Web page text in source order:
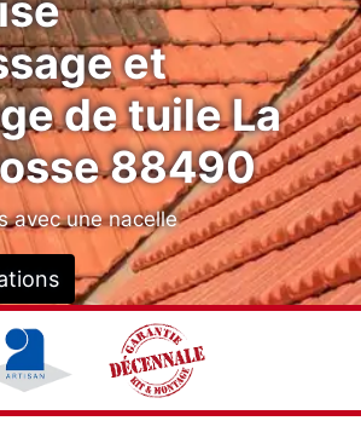
et
de tuile La
88490
avec une nacelle